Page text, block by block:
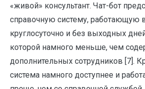
«живой» консультант. Чат-бот
справочную систему, работающую
круглосуточно и без выходных
которой намного меньше, чем
дополнительных сотрудников [7].
система намного доступнее и